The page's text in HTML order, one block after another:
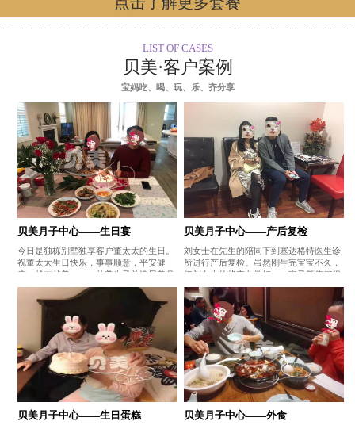
LIST OF CASES
贝美·客户案例
宝妈吃、喝、玩、乐、齐分享
贝美月子中心——生日宴
今日是独栋别墅独享客户董太太的生日。
祝董太太生日快乐，事事顺意，平安健
康，越来越美。——赴美生子首选贝美月
子中心
贝美月子中心——产后复检
刘女士在先生的陪同下到塞达格特医生诊
所进行产后复检。虽然刚生完宝宝不久，
但刘女士的状态非常好，一家子颜值都很
高哦。——赴美生子首选贝美月子中心
贝美月子中心——生日蛋糕 贝美月子中心——外食